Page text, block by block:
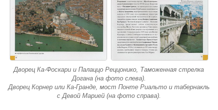
Дворец Ка-Фоскари и Палаццо Реццонико, Таможенная стрелка
Догана (на фото слева).
Дворец Корнер или Ка-Гранде, мост Понте Риальто и табернакль
с Девой Марией (на фото справа).